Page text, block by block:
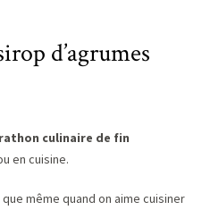
d’agrumes
culinaire de fin
en cuisine.
même quand on aime cuisiner